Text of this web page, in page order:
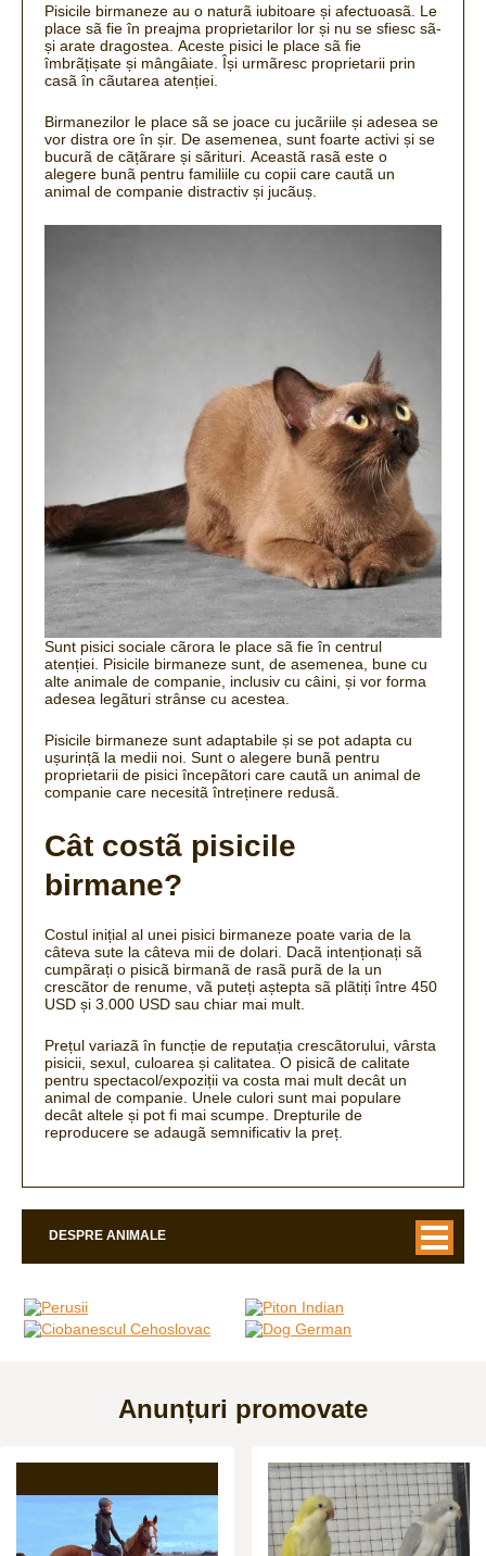
Pisicile birmaneze au o naturã iubitoare și afectuoasã. Le
place sã fie în preajma proprietarilor lor și nu se sfiesc sã-
și arate dragostea. Aceste pisici le place sã fie
îmbrãțișate și mângâiate. Își urmãresc proprietarii prin
casã în cãutarea atenției.
Birmanezilor le place sã se joace cu jucãriile și adesea se
vor distra ore în șir. De asemenea, sunt foarte activi și se
bucurã de cãțãrare și sãrituri. Aceastã rasã este o
alegere bunã pentru familiile cu copii care cautã un
animal de companie distractiv și jucãuș.
Sunt pisici sociale cãrora le place sã fie în centrul
atenției. Pisicile birmaneze sunt, de asemenea, bune cu
alte animale de companie, inclusiv cu câini, și vor forma
adesea legãturi strânse cu acestea.
Pisicile birmaneze sunt adaptabile și se pot adapta cu
ușurințã la medii noi. Sunt o alegere bunã pentru
proprietarii de pisici începãtori care cautã un animal de
companie care necesitã întreținere redusã.
Cât costã pisicile
birmane?
Costul inițial al unei pisici birmaneze poate varia de la
câteva sute la câteva mii de dolari. Dacã intenționați sã
cumpãrați o pisicã birmanã de rasã purã de la un
crescãtor de renume, vã puteți aștepta sã plãtiți între 450
USD și 3.000 USD sau chiar mai mult.
Prețul variazã în funcție de reputația crescãtorului, vârsta
pisicii, sexul, culoarea și calitatea. O pisicã de calitate
pentru spectacol/expoziții va costa mai mult decât un
animal de companie. Unele culori sunt mai populare
decât altele și pot fi mai scumpe. Drepturile de
reproducere se adaugã semnificativ la preț.
DESPRE ANIMALE
Anunțuri promovate